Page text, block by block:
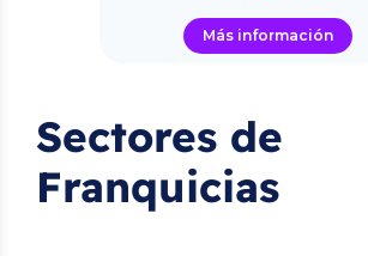
Más información
Sectores de
Franquicias